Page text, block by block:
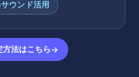
ウンド活用
方法はこちら →